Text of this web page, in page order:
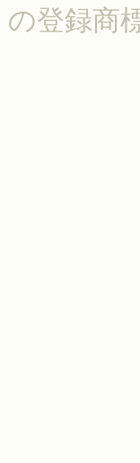
の登録商